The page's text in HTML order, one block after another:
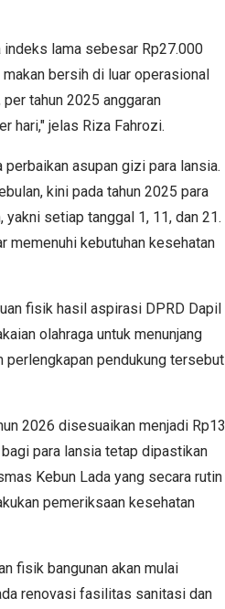
indeks lama sebesar Rp27.000
bersih di luar operasional
tahun 2025 anggaran
hari," jelas Riza Fahrozi.
asupan gizi para lansia.
kini pada tahun 2025 para
setiap tanggal 1, 11, dan 21.
memenuhi kebutuhan kesehatan
fisik hasil aspirasi DPRD Dapil
olahraga untuk menunjang
perlengkapan pendukung tersebut
2026 disesuaikan menjadi Rp13
para lansia tetap dipastikan
Kebun Lada yang secara rutin
pemeriksaan kesehatan
fisik bangunan akan mulai
renovasi fasilitas sanitasi dan